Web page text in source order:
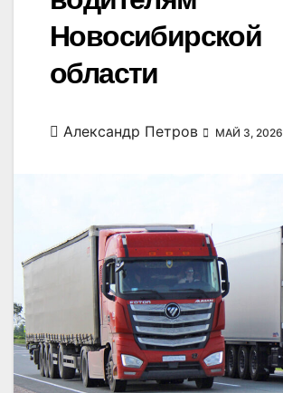
Новосибирской
области
Александр Петров МАЙ 3, 2026